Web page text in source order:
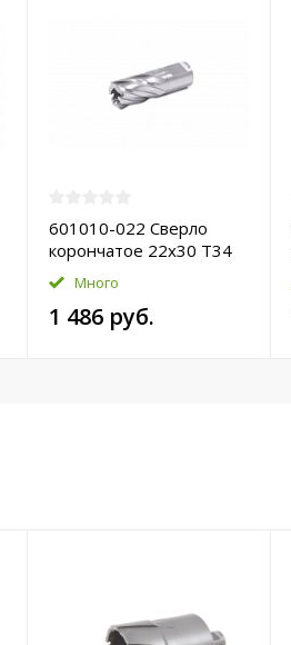
601010-022 Сверло
корончатое 22х30 T34
HSS-Pro
Много
1 486 руб.